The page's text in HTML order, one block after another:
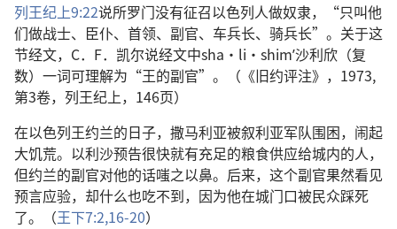
列王纪上9:22说所罗门没有征召以色列人做奴隶，“只叫他
们做战士、臣仆、首领、副官、车兵长、骑兵长”。关于这
节经文，C．F．凯尔说经文中sha·li·shimʹ沙利欣（复
数）一词可理解为“王的副官”。（《旧约评注》，1973,
第3卷，列王纪上，146页）
在以色列王约兰的日子，撒马利亚被叙利亚军队围困，闹起
大饥荒。以利沙预告很快就有充足的粮食供应给城内的人，
但约兰的副官对他的话嗤之以鼻。后来，这个副官果然看见
预言应验，却什么也吃不到，因为他在城门口被民众踩死
了。（王下7:2,16-20）